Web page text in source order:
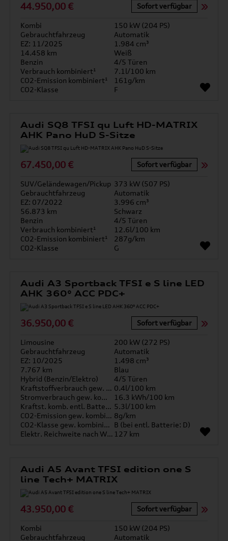
44.950,00 € Sofort verfügbar
Kombi
150 kW (204 PS)
Gebrauchtfahrzeug
Automatik
EZ: 11/2025
1.984 cm³
14.458 km
Weiß
Benzin
4/5 Türen
Verbrauch kombiniert¹
7.1l/100 km
CO2-Emission kombiniert¹
161g/km
CO2-Klasse
F
Audi SQ8 TFSI qu Luft HD-MATRIX
AHK Pano HuD S-Sitze
67.450,00 € Sofort verfügbar
SUV/Geländewagen/Pickup 373 kW (507 PS)
Gebrauchtfahrzeug
Automatik
EZ: 07/2022
3.996 cm³
56.873 km
Schwarz
Benzin
4/5 Türen
Verbrauch kombiniert¹
12.6l/100 km
CO2-Emission kombiniert¹
287g/km
CO2-Klasse
G
Audi A3 Sportback TFSI e S line LED
AHK 360° ACC PDC+
36.950,00 € Sofort verfügbar
Limousine
200 kW (272 PS)
Gebrauchtfahrzeug
Automatik
EZ: 10/2025
1.498 cm³
7.767 km
Blau
Hybrid (Benzin/Elektro)
4/5 Türen
Kraftstoffverbrauch gew. kombiniert 0.4l/100 km
Stromverbrauch gew. kombiniert
16.3 kWh/100 km
Kraftst. komb. entl. Batterie 5.3l/100 km
CO2-Emission gew. kombiniert 8g/km
CO2-Klasse gew. kombiniert B (bei entl. Batterie: D)
Elektr. Reichweite nach WLTP* 127 km
Audi A5 Avant TFSI edition one S
line Tech+ MATRIX
43.950,00 € Sofort verfügbar
Kombi
150 kW (204 PS)
Gebrauchtfahrzeug
Automatik